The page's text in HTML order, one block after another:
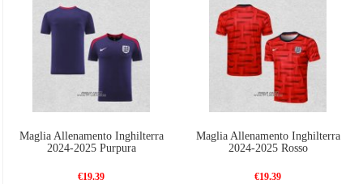
Maglia Allenamento Inghilterra
2024-2025 Purpura
€19.39
Maglia Allenamento Inghilterra
2024-2025 Rosso
€19.39